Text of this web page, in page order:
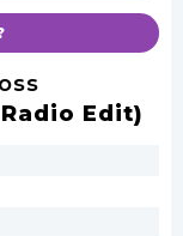
Edit)